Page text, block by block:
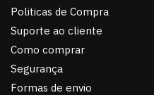
Politicas de Compra
Suporte ao cliente
Como comprar
Segurança
Formas de envio